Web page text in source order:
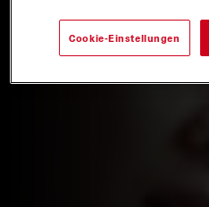
Cookie-Einstellungen